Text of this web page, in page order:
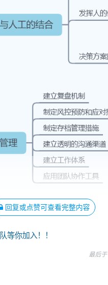
回复或点赞可查看完整内容
你加入！！
最后于